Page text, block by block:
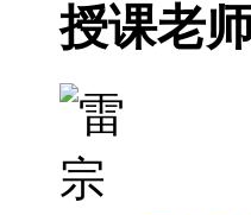
授课老